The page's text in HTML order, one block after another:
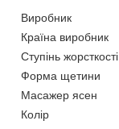
Виробник
Країна виробник
Ступінь жорсткості
Форма щетини
Масажер ясен
Колір